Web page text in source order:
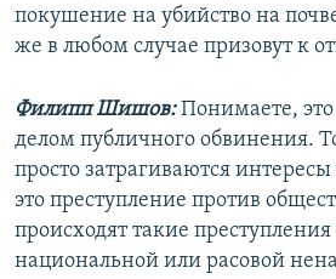
покушение на убийство на
же в любом случае призовут к
Филипп Шишов:Понимаете, это
делом публичного обвинения.
просто затрагиваются
это преступление против
происходят такие преступления
национальной или расовой